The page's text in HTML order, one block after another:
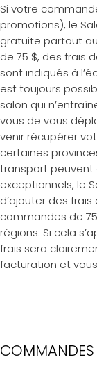
Si votre
promotions), le
gratuite partout
de 75 $, des frais
sont indiqués à
est toujours
salon qui
vous de vous
venir récupérer
certaines
transport peuvent
exceptionnels, le
d’ajouter des
commandes de
régions. Si cela
frais sera
facturation et
COMMANDES